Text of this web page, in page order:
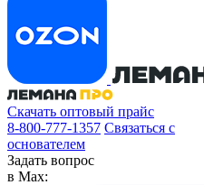
Скачать оптовый прайс
8-800-777-1357 Связаться с
основателем
Задать вопрос
в Max: